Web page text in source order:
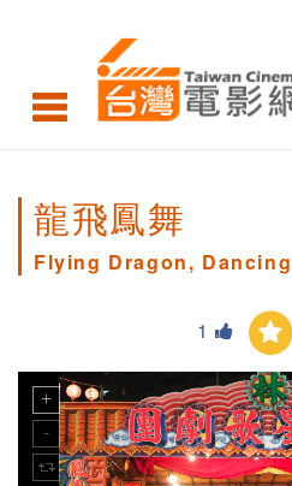
龍飛鳳舞
Flying Dragon,
1